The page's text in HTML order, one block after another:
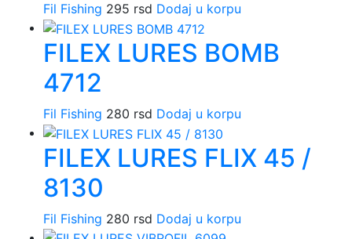
Fil Fishing 295 rsd Dodaj u korpu
FILEX LURES BOMB
4712
Fil Fishing 280 rsd Dodaj u korpu
FILEX LURES FLIX 45 /
8130
Fil Fishing 280 rsd Dodaj u korpu